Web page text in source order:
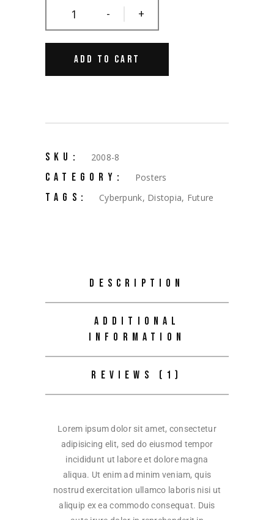
- +
ADD TO CART
SKU: 2008-8
CATEGORY: Posters
TAGS: Cyberpunk, Distopia, Future
DESCRIPTION
ADDITIONAL
INFORMATION
REVIEWS (1)
Lorem ipsum dolor sit amet, consectetur
adipisicing elit, sed do eiusmod tempor
incididunt ut labore et dolore magna
aliqua. Ut enim ad minim veniam, quis
nostrud exercitation ullamco laboris nisi ut
aliquip ex ea commodo consequat. Duis